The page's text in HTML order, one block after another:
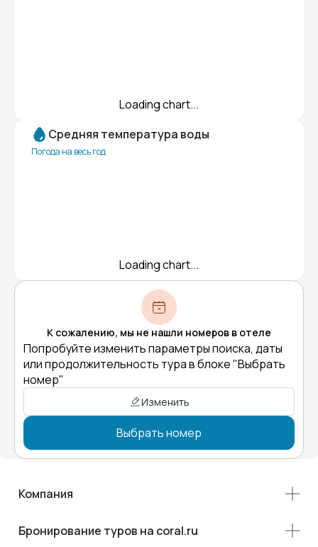
Loading chart...
Средняя температура воды
Погода на весь год
Loading chart...
К сожалению, мы не нашли номеров в отеле
Попробуйте изменить параметры поиска, даты
или продолжительность тура в блоке "Выбрать
номер"
Изменить
Выбрать номер
Компания
Бронирование туров на coral.ru